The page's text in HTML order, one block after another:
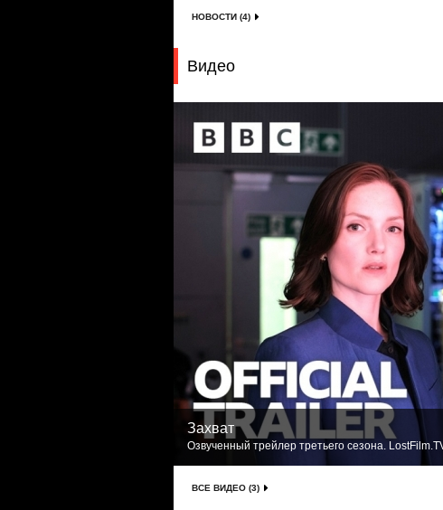
НОВОСТИ (4)
Видео
Захват
Озвученный трейлер третьего сезона.
ВСЕ ВИДЕО (3)